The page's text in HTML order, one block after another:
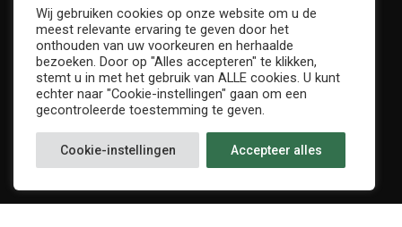
Supportersclub
Socio Business Club
Wij gebruiken cookies op onze website om u de
meest relevante ervaring te geven door het
onthouden van uw voorkeuren en herhaalde
bezoeken. Door op "Alles accepteren" te klikken,
stemt u in met het gebruik van ALLE cookies. U kunt
echter naar "Cookie-instellingen" gaan om een
gecontroleerde toestemming te geven.
Cookie-instellingen Accepteer alles